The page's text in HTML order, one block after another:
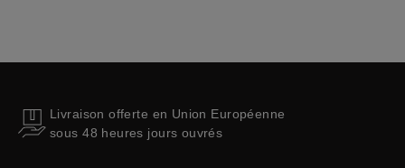
Livraison offerte en Union Européenne
sous 48 heures jours ouvrés